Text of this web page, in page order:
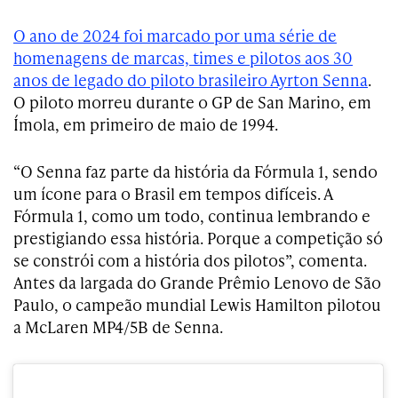
O ano de 2024 foi marcado por uma série de
homenagens de marcas, times e pilotos aos 30
anos de legado do piloto brasileiro Ayrton Senna.
O piloto morreu durante o GP de San Marino, em
Ímola, em primeiro de maio de 1994.
“O Senna faz parte da história da Fórmula 1, sendo
um ícone para o Brasil em tempos difíceis. A
Fórmula 1, como um todo, continua lembrando e
prestigiando essa história. Porque a competição só
se constrói com a história dos pilotos”, comenta.
Antes da largada do Grande Prêmio Lenovo de São
Paulo, o campeão mundial Lewis Hamilton pilotou
a McLaren MP4/5B de Senna.